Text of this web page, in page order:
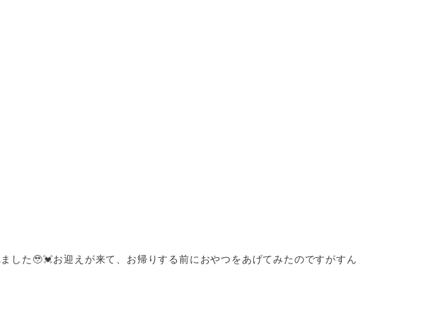
した🥹💓お迎えが来て、お帰りする前におやつをあげてみたのですがすん